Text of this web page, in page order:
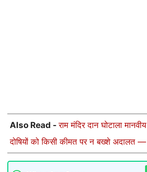
Also Read -राम मंदिर दान घोटाला
दोषियों को किसी कीमत पर न बख्शे अदालत —